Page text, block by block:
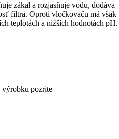
zákal a rozjasňuje vodu, dodáva
filtra. Oproti vločkovaču má však
teplotách a nižších hodnotách pH.
výrobku pozrite